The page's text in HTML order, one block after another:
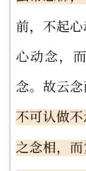
视
录
佛
艺